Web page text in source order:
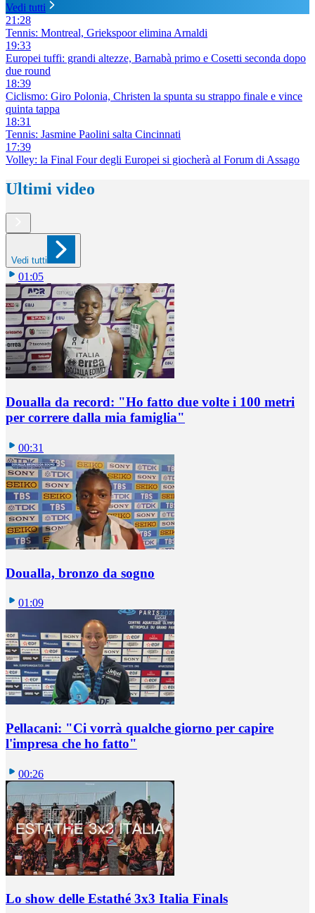
Vedi tutti
21:28
Tennis: Montreal, Griekspoor elimina Arnaldi
19:33
Europei tuffi: grandi altezze, Barnabà primo e Cosetti seconda dopo
due round
18:39
Ciclismo: Giro Polonia, Christen la spunta su strappo finale e vince
quinta tappa
18:31
Tennis: Jasmine Paolini salta Cincinnati
17:39
Volley: la Final Four degli Europei si giocherà al Forum di Assago
Ultimi video
Vedi tutti
01:05
Doualla da record: "Ho fatto due volte i 100 metri
per correre dalla mia famiglia"
00:31
Doualla, bronzo da sogno
01:09
Pellacani: "Ci vorrà qualche giorno per capire
l'impresa che ho fatto"
00:26
Lo show delle Estathé 3x3 Italia Finals